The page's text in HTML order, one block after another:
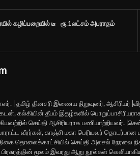
கழிப்பறையில் டீ
ரூ.1லட்சம் அபராதம்
| தமிழ் தினசரி இணைய நிறுவுனர், ஆசிரியர்
கல்கியின் தீபம் இதழ்களில்
செய்தி ஆசிரியராக பணியாற்றியவர்.
வீரர்கள், காஞ்சி மகா பெரியவர் தொடர்பான
தொலைக்காட்சியில் செய்தி அலசல் நேரலை
மூலம் இவரது ஆறு நூல்கள்